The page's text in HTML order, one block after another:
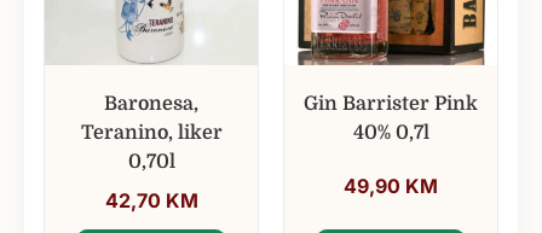
Baronesa,
Teranino, liker
0,70l
42,70 KM
Gin Barrister Pink
40% 0,7l
49,90 KM